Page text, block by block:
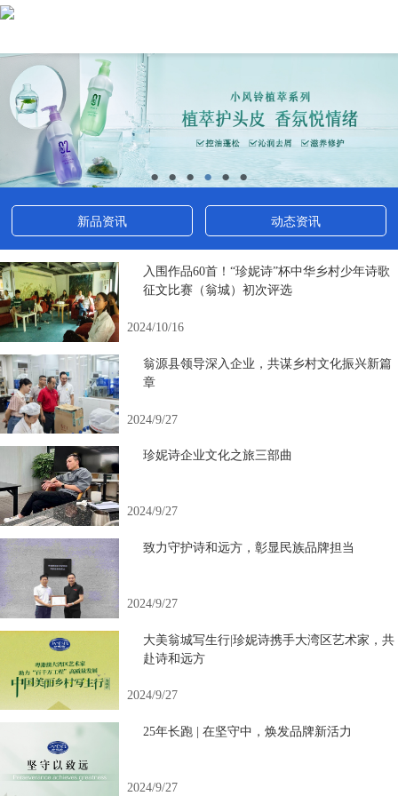
● ● ● ● ● ●
新品资讯 动态资讯
入围作品60首！“珍妮诗”杯中华乡村少年诗歌
征文比赛（翁城）初次评选
2024/10/16
翁源县领导深入企业，共谋乡村文化振兴新篇
章
2024/9/27
珍妮诗企业文化之旅三部曲
2024/9/27
致力守护诗和远方，彰显民族品牌担当
2024/9/27
大美翁城写生行|珍妮诗携手大湾区艺术家，共
赴诗和远方
2024/9/27
25年长跑 | 在坚守中，焕发品牌新活力
2024/9/27